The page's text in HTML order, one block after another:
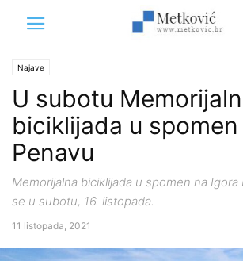
Najave
U subotu
biciklijada u
Penavu
Memorijalna biciklijada u spomen na
se u subotu, 16. listopada.
11 listopada, 2021